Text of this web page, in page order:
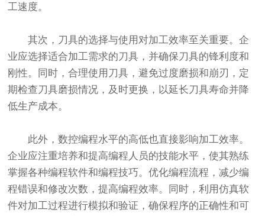
工速度。
其次，刀具的选择与使用对加工效率至关重要。企
业应选择适合加工需求的刀具，并确保刀具的锋利度和
刚性。同时，合理使用刀具，避免过度磨损和崩刃，定
期检查刀具磨损情况，及时更换，以延长刀具寿命并降
低生产成本。
此外，数控编程水平的高低也直接影响加工效率。
企业应注重培养和提高编程人员的技能水平，使其熟练
掌握各种编程软件和编程技巧。优化编程流程，减少编
程错误和修改次数，提高编程效率。同时，利用仿真软
件对加工过程进行模拟和验证，确保程序的正确性和可